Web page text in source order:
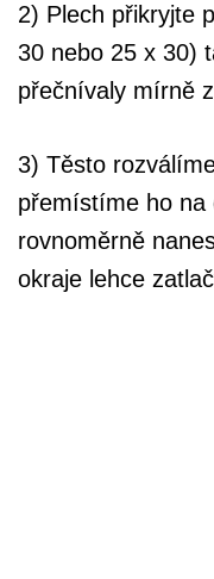
2) Plech přikryjte
30 nebo 25 x 30)
přečnívaly mírně
3) Těsto
přemístíme ho na
rovnoměrně
okraje lehce